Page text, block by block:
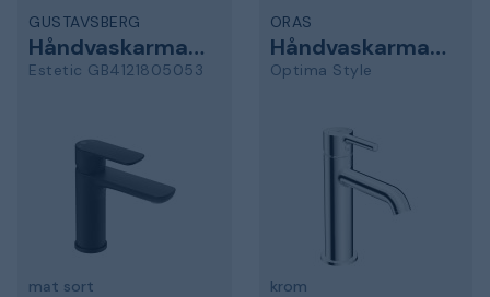
GUSTAVSBERG
Håndvaskarmatur
Estetic GB4121805053
mat sort
ORAS
Håndvaskarmatur
Optima Style
krom